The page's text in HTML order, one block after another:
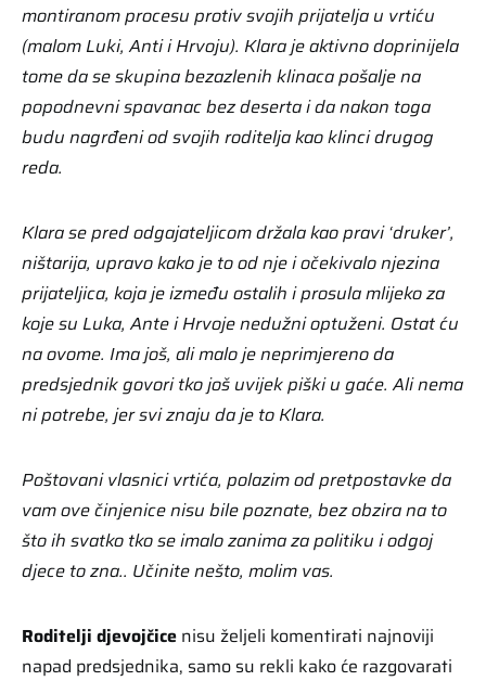
montiranom procesu protiv svojih prijatelja u vrtiću
(malom Luki, Anti i Hrvoju). Klara je aktivno doprinijela
tome da se skupina bezazlenih klinaca pošalje na
popodnevni spavanac bez deserta i da nakon toga
budu nagrđeni od svojih roditelja kao klinci drugog
reda.
Klara se pred odgajateljicom držala kao pravi ‘druker’,
ništarija, upravo kako je to od nje i očekivalo njezina
prijateljica, koja je između ostalih i prosula mlijeko za
koje su Luka, Ante i Hrvoje nedužni optuženi. Ostat ću
na ovome. Ima još, ali malo je neprimjereno da
predsjednik govori tko još uvijek piški u gaće. Ali nema
ni potrebe, jer svi znaju da je to Klara.
Poštovani vlasnici vrtića, polazim od pretpostavke da
vam ove činjenice nisu bile poznate, bez obzira na to
što ih svatko tko se imalo zanima za politiku i odgoj
djece to zna.. Učinite nešto, molim vas.
Roditelji djevojčice nisu željeli komentirati najnoviji
napad predsjednika, samo su rekli kako će razgovarati